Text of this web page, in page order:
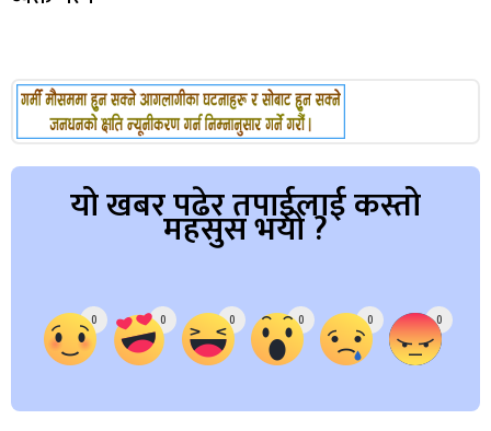
यो खबर पढेर तपाईलाई कस्तो
महसुस भयो ?
0 0 0 0 0 0